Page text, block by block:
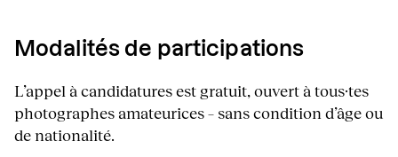
Modalités de participations
L’appel à candidatures est gratuit, ouvert à tous·tes
photographes amateurices – sans condition d’âge ou
de nationalité.